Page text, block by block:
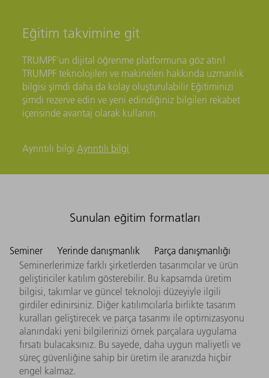
Eğitim takvimine git
TRUMPF'un dijital öğrenme platformuna göz atın!
TRUMPF teknolojileri ve makineleri hakkında uzmanlık
bilgisi şimdi daha da kolay oluşturulabilir Eğitiminizi
şimdi rezerve edin ve yeni edindiğiniz bilgileri rekabet
içerisinde avantaj olarak kullanın.
Ayrıntılı bilgiAyrıntılı bilgi
Sunulan eğitim formatları
Seminer
Seminerlerimize farklı şirketlerden tasarımcılar ve ürün
geliştiriciler katılım gösterebilir. Bu kapsamda üretim
bilgisi, takımlar ve güncel teknoloji düzeyiyle ilgili
girdiler edinirsiniz. Diğer katılımcılarla birlikte tasarım
kuralları geliştirecek ve parça tasarımı ile optimizasyonu
alanındaki yeni bilgilerinizi örnek parçalara uygulama
fırsatı bulacaksınız. Bu sayede, daha uygun maliyetli ve
süreç güvenliğine sahip bir üretim ile aranızda hiçbir
engel kalmaz.
Yerinde danışmanlık Parça danışmanlığı